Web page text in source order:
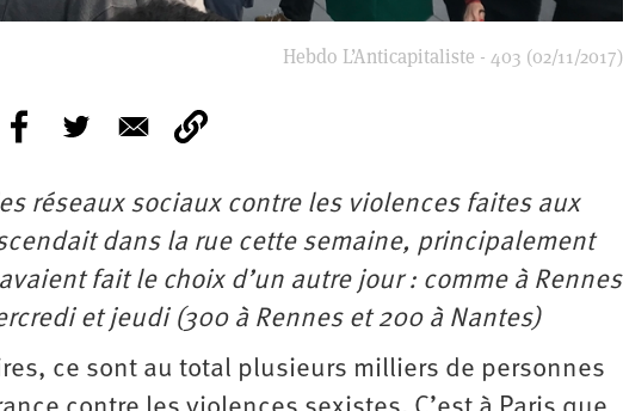
Hebdo L’Anticapitaliste - 403 (02/11/2017)
réseaux sociaux contre les violences faites aux
dans la rue cette semaine, principalement
fait le choix d’un autre jour : comme à Rennes
et jeudi (300 à Rennes et 200 à Nantes)
ce sont au total plusieurs milliers de personnes